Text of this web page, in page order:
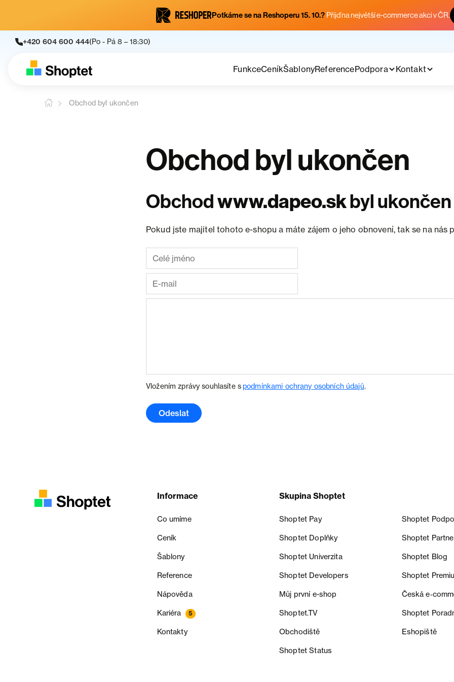
Potkáme se na Reshoperu 15. 10.? Přijď na největší e-commerce akci v ČR.
+420 604 600 444(Po - Pá 8 – 18:30)
FunkceCeníkŠablonyReferencePodpora Kontakt
Obchod byl ukončen
Obchod byl ukončen
Obchodwww.dapeo.skbyl ukončen
Pokud jste majitel tohoto e-shopu a máte zájem o jeho obnovení, tak se na nás
Vložením zprávy souhlasíte spodmínkami ochrany osobních údajů.
Odeslat
Informace
Co umíme
Ceník
Šablony
Reference
Nápověda
Kariéra 5
Kontakty
Skupina Shoptet
Shoptet Pay Shoptet
Shoptet Doplňky Shoptet
Shoptet Univerzita Shoptet Blog
Shoptet Developers Shoptet
Můj první e-shop Česká
Shoptet.TV Shoptet
Obchodiště Eshopiště
Shoptet Status